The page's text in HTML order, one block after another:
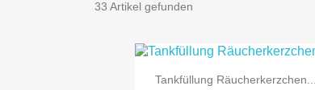
33 Artikel gefunden
 Vorschau
Tankfüllung Räucherkerzchen...